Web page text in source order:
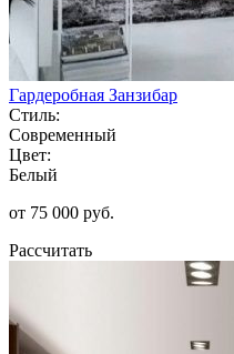
Гардеробная Занзибар
Стиль:
Современный
Цвет:
Белый
от 75 000 руб.
Рассчитать